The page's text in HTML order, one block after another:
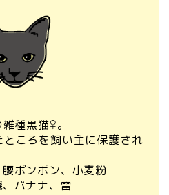
種黒猫♀。
ころを飼い主に保護され
ポンポン、小麦粉
バナナ、雷